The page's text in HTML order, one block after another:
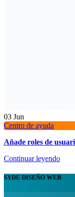
03 Jun
Centro de ayuda
Añade roles de
Continuar leyendo
SYDE DISEÑO WEB